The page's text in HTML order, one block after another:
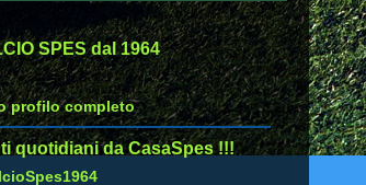
SPES dal 1964
profilo completo
quotidiani da CasaSpes !!!